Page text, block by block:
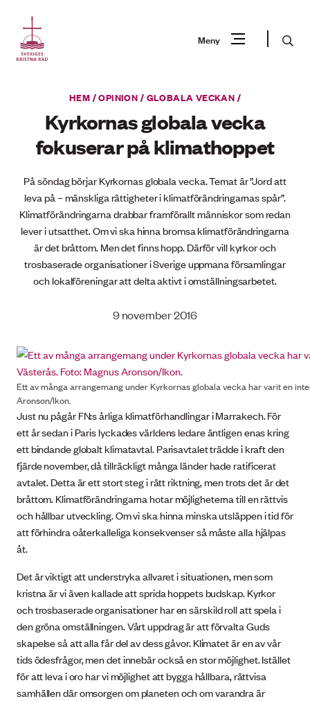
innehåll
Meny Sök
efter?
HEM /OPINION / GLOBALA VECKAN /
Kyrkornas globala vecka
fokuserar på klimathoppet
På söndag börjar Kyrkornas globala vecka. Temat är ”Jord att
leva på – mänskliga rättigheter i klimatförändringarnas spår”.
Klimatförändringarna drabbar framförallt människor som redan
lever i utsatthet. Om vi ska hinna bromsa klimatförändringarna
är det bråttom. Men det finns hopp. Därför vill kyrkor och
trosbaserade organisationer i Sverige uppmana församlingar
och lokalföreningar att delta aktivt i omställningsarbetet.
9 november 2016
Ett av många arrangemang under Kyrkornas globala vecka har varit en
Aronson/Ikon.
Just nu pågår FN:s årliga klimatförhandlingar i Marrakech. För
ett år sedan i Paris lyckades världens ledare äntligen enas kring
ett bindande globalt klimatavtal. Parisavtalet trädde i kraft den
fjärde november, då tillräckligt många länder hade ratificerat
avtalet. Detta är ett stort steg i rätt riktning, men trots det är det
bråttom. Klimatförändringarna hotar möjligheterna till en rättvis
och hållbar utveckling. Om vi ska hinna minska utsläppen i tid för
att förhindra oåterkalleliga konsekvenser så måste alla hjälpas
åt.
Det är viktigt att understryka allvaret i situationen, men som
kristna är vi även kallade att sprida hoppets budskap. Kyrkor
och trosbaserade organisationer har en särskild roll att spela i
den gröna omställningen. Vårt uppdrag är att förvalta Guds
skapelse så att alla får del av dess gåvor. Klimatet är en av vår
tids ödesfrågor, men det innebär också en stor möjlighet. Istället
för att leva i oro har vi möjlighet att bygga hållbara, rättvisa
samhällen där omsorgen om planeten och om varandra är